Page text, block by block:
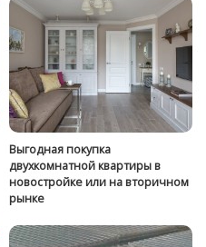
Выгодная покупка
двухкомнатной квартиры в
новостройке или на вторичном
рынке